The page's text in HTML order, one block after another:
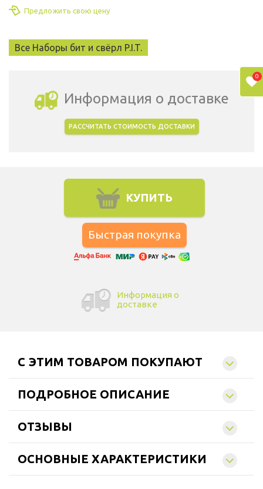
Предложить свою цену
Все Наборы бит и свёрл P.I.T.
Информация о доставке
РАССЧИТАТЬ СТОИМОСТЬ ДОСТАВКИ
КУПИТЬ
Информация о
доставке
C ЭТИМ ТОВАРОМ ПОКУПАЮТ
ПОДРОБНОЕ ОПИСАНИЕ
ОТЗЫВЫ
ОСНОВНЫЕ ХАРАКТЕРИСТИКИ
0